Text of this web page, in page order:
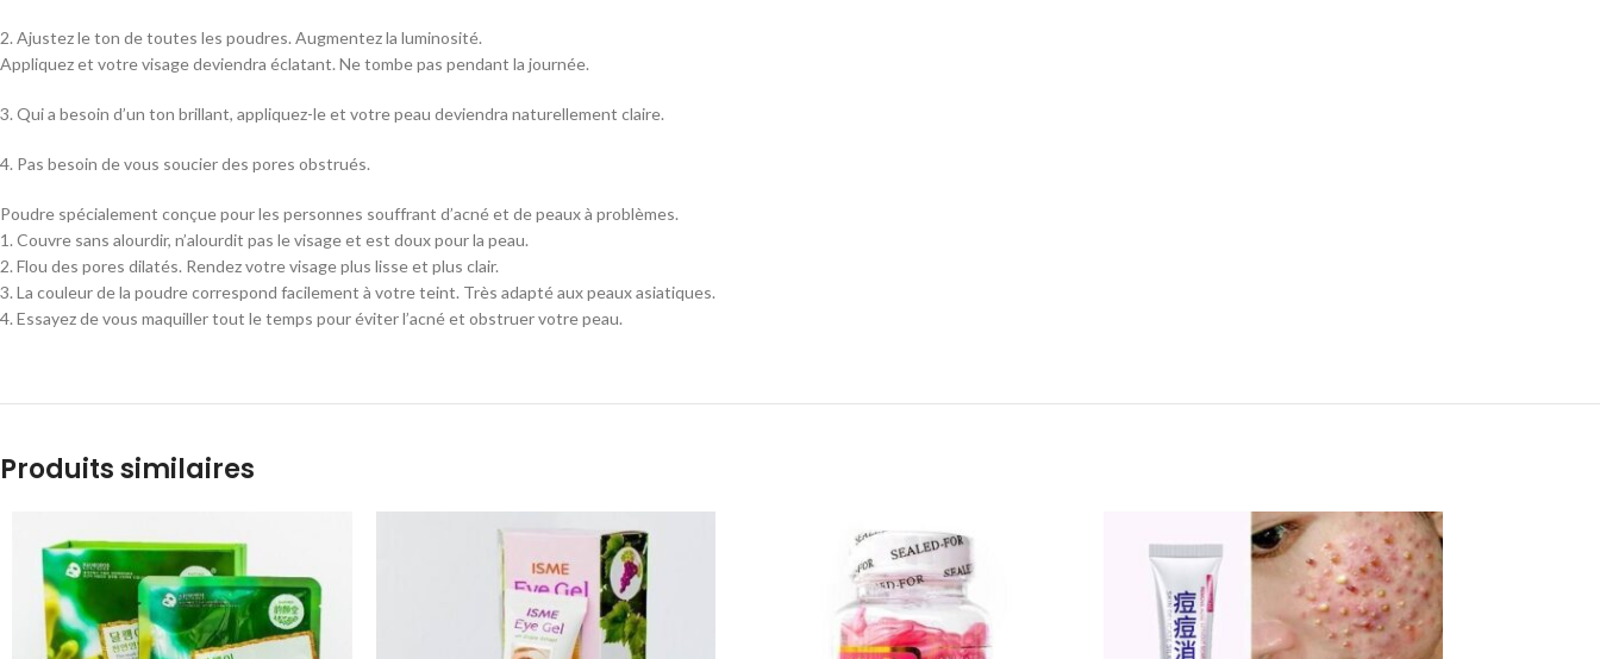
2. Ajustez le ton de toutes les poudres. Augmentez la luminosité.
Appliquez et votre visage deviendra éclatant. Ne tombe pas pendant la journée.
3. Qui a besoin d’un ton brillant, appliquez-le et votre peau deviendra naturellement claire.
4. Pas besoin de vous soucier des pores obstrués.
Poudre spécialement conçue pour les personnes souffrant d’acné et de peaux à problèmes.
1. Couvre sans alourdir, n’alourdit pas le visage et est doux pour la peau.
2. Flou des pores dilatés. Rendez votre visage plus lisse et plus clair.
3. La couleur de la poudre correspond facilement à votre teint. Très adapté aux peaux asiatiques.
4. Essayez de vous maquiller tout le temps pour éviter l’acné et obstruer votre peau.
Produits similaires